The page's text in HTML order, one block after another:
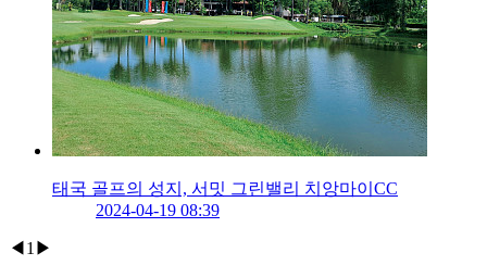
태국 골프의 성지, 서밋 그린밸리 치앙마이CC
2024-04-19 08:39
◀ 1 ▶